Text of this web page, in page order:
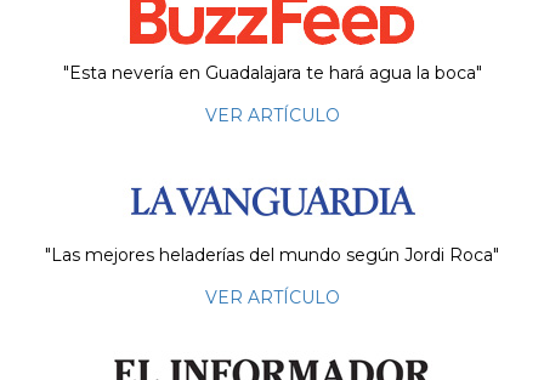
"Esta nevería en Guadalajara te hará agua la boca"
VER ARTÍCULO
"Las mejores heladerías del mundo según Jordi Roca"
VER ARTÍCULO